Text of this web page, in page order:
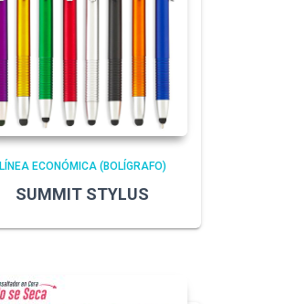
LÍNEA ECONÓMICA (BOLÍGRAFO)
SUMMIT STYLUS